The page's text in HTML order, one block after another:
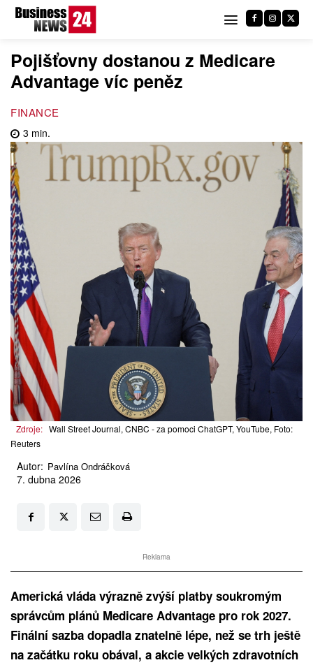
Pojišťovny dostanou z Medicare
Advantage víc peněz
FINANCE
3 min.
Zdroje: Wall Street Journal, CNBC - za pomoci ChatGPT, YouTube, Foto:
Reuters
Autor: Pavlína Ondráčková
7. dubna 2026
Reklama
Americká vláda výrazně zvýší platby soukromým
správcům plánů Medicare Advantage pro rok 2027.
Finální sazba dopadla znatelně lépe, než se trh ještě
na začátku roku obával, a akcie velkých zdravotních